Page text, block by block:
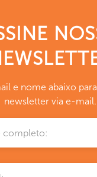
e nome abaixo
newsletter via e-mail.